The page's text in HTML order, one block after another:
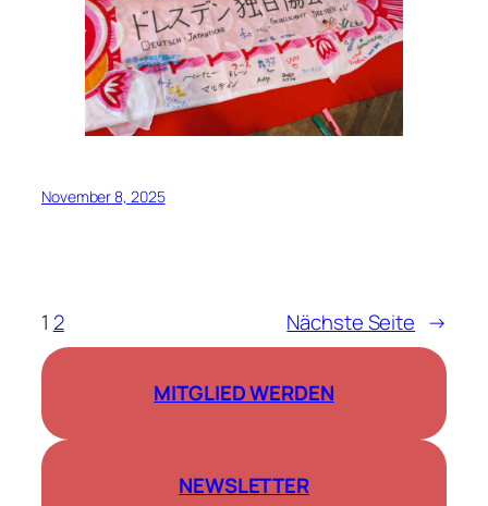
November 8, 2025
1 2 Nächste Seite →
MITGLIED WERDEN
NEWSLETTER